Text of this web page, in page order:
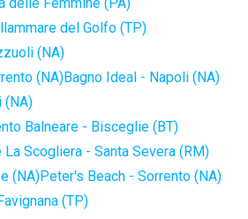
del Golfo (TP)
(NA)
(NA)Bagno Ideal - Napoli (NA)
(NA)
Balneare - Bisceglie (BT)
Scogliera - Santa Severa (RM)
(NA)Peter's Beach - Sorrento (NA)
(TP)